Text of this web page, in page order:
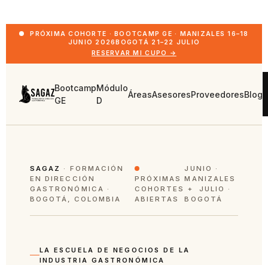
PRÓXIMA COHORTE · BOOTCAMP GE · MANIZALES 16–18
JUNIO 2026BOGOTÁ 21–22 JULIO
RESERVAR MI CUPO →
Bootcamp
GE
Módulo
D
ÁreasAsesoresProveedoresBlog
SAGAZ
· FORMACIÓN
EN DIRECCIÓN
GASTRONÓMICA ·
BOGOTÁ, COLOMBIA
PRÓXIMAS
COHORTES
ABIERTAS
JUNIO ·
MANIZALES
+ JULIO ·
BOGOTÁ
LA ESCUELA DE NEGOCIOS DE LA
INDUSTRIA GASTRONÓMICA